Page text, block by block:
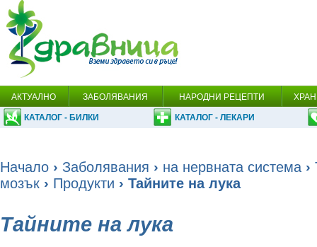
АКТУАЛНО ЗАБОЛЯВАНИЯ НАРОДНИ РЕЦЕПТИ
КАТАЛОГ - БИЛКИ КАТАЛОГ - ЛЕКАРИ
Начало › Заболявания › на нервната система ›
мозък › Продукти › Тайните на лука
Тайните на лука